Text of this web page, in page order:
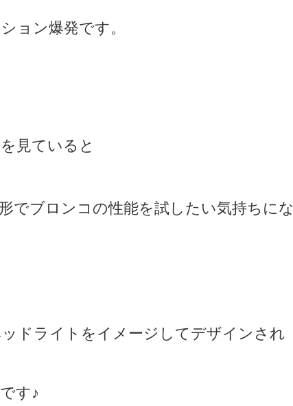
ョン爆発です。
見ていると
でブロンコの性能を試したい気持ちにな
ドライトをイメージしてデザインされ
す♪